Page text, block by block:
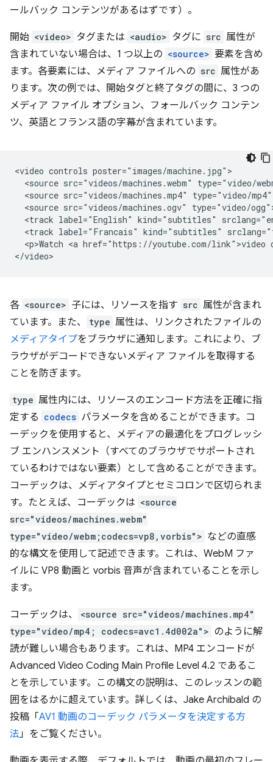
ールバック コンテンツがあるはずです）。
開始 <video> タグまたは <audio> タグに src 属性が
含まれていない場合は、1 つ以上の <source> 要素を含め
ます。各要素には、メディア ファイルへの src 属性があ
ります。次の例では、開始タグと終了タグの間に、3 つの
メディア ファイル オプション、フォールバック コンテン
ツ、英語とフランス語の字幕が含まれています。
<video controls poster="images/machine.jpg">
<source src="videos/machines.webm" type="video/
<source src="videos/machines.mp4" type="video/
<source src="videos/machines.ogv" type="video/
<track label="English" kind="subtitles"
<track label="Francais" kind="subtitles"
<p>Watch <a href="https://youtube.com/link">video
各 <source> 子には、リソースを指す src 属性が含まれ
ています。また、
type 属性は、リンクされたファイルの
メディアタイプをブラウザに通知します。これにより、ブ
ラウザがデコードできないメディア ファイルを取得する
ことを防ぎます。
type 属性内には、リソースのエンコード方法を正確に指
定する codecs パラメータを含めることができます。コ
ーデックを使用すると、メディアの最適化をプログレッシ
ブ エンハンスメント（すべてのブラウザでサポートされ
ているわけではない要素）として含めることができます。
コーデックは、メディアタイプとセミコロンで区切られま
す。たとえば、コーデックは <source
src="videos/machines.webm"
type="video/webm;codecs=vp8,vorbis"> などの直感
的な構文を使用して記述できます。これは、WebM ファ
イルに VP8 動画と vorbis 音声が含まれていることを示し
ます。
コーデックは、
<source src="videos/machines.mp4"
type="video/mp4; codecs=avc1.4d002a"> のように解
読が難しい場合もあります。これは、MP4 エンコードが
Advanced Video Coding Main Profile Level 4.2 であるこ
とを示しています。この構文の説明は、このレッスンの範
囲をはるかに超えています。詳しくは、Jake Archibald の
投稿「 AV1 動画のコーデック パラメータを決定する方
法」をご覧ください。